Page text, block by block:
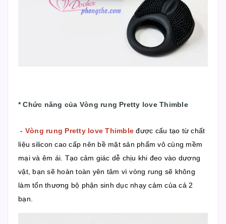
*Chức năng của Vòng rung Pretty love Thimble
- Vòng rung Pretty love Thimble được cấu tạo từ chất
liệu silicon cao cấp nên bề mặt sản phẩm vô cùng mềm
mại và êm ái. Tạo cảm giác dễ chịu khi đeo vào dương
vật, bạn sẽ hoàn toàn yên tâm vì vòng rung sẽ không
làm tổn thương bộ phận sinh dục nhạy cảm của cả 2
bạn.